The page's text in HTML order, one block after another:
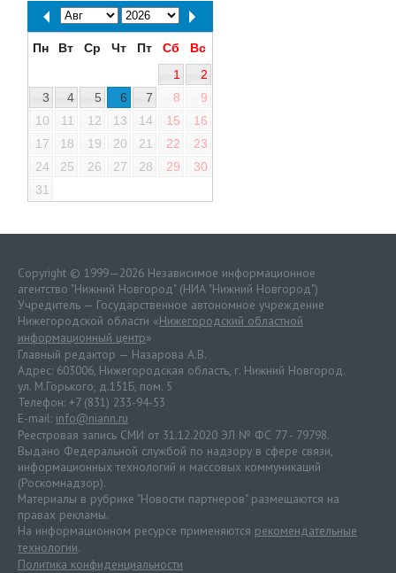
Пн Вт Ср Чт Пт Сб
Вс
1
2
3
4 5 6 7 8
9
10
11 12 13 14 15
16
17
18 19 20 21 22
23
24
25 26 27 28 29
30
31
Copyright © 1999—2026 Независимое информационное
агентство "Нижний Новгород" (НИА "Нижний Новгород")
Учредитель — Государственное автономное учреждение
Нижегородской области «Нижегородский областной
информационный центр»
Главный редактор — Назарова А.В.
Адрес: 603006, Нижегородская область, г. Нижний Новгород.
ул. М.Горького, д.151Б, пом. 5
Телефон: +7 (831) 233-94-53
E-mail: info@niann.ru
Реестровая запись СМИ от 31.12.2020 ЭЛ № ФС 77 - 79798.
Выдано Федеральной службой по надзору в сфере связи,
информационных технологий и массовых коммуникаций
(Роскомнадзор).
Материалы в рубрике "Новости партнеров" размещаются на
правах рекламы.
На информационном ресурсе применяются рекомендательные
технологии.
Политика конфиденциальности